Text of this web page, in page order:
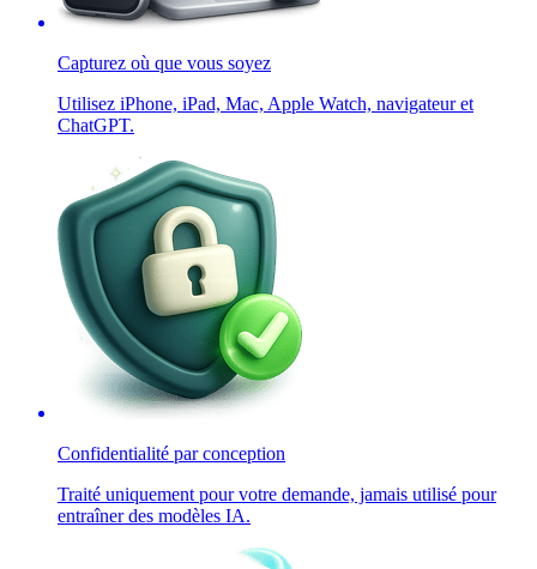
Capturez où que vous soyez
Utilisez iPhone, iPad, Mac, Apple Watch, navigateur et
ChatGPT.
Confidentialité par conception
Traité uniquement pour votre demande, jamais utilisé pour
entraîner des modèles IA.